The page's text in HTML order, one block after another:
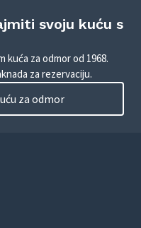
svoju kuću s
kuća za odmor od 1968.
za rezervaciju.
za odmor